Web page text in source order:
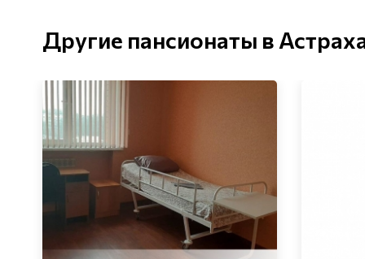
Другие пансионаты в